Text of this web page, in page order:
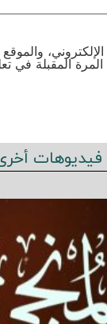
والموقع
المقبلة في
فيديوهات